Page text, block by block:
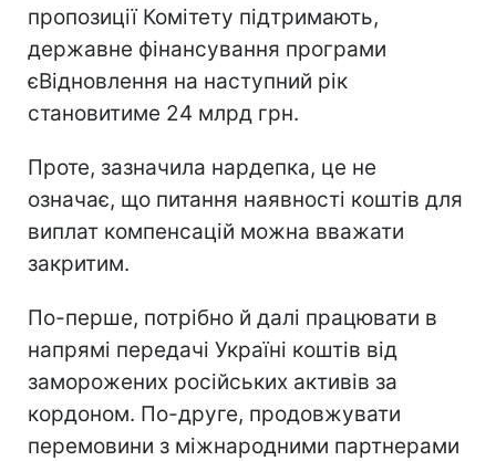
пропозиції Комітету підтримають,
державне фінансування програми
єВідновлення на наступний рік
становитиме 24 млрд грн.
Проте, зазначила нардепка, це не
означає, що питання наявності коштів для
виплат компенсацій можна вважати
закритим.
По-перше, потрібно й далі працювати в
напрямі передачі Україні коштів від
заморожених російських активів за
кордоном. По-друге, продовжувати
перемовини з міжнародними партнерами